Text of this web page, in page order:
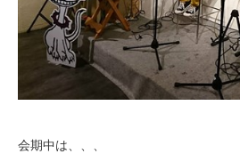
会期中は、、、